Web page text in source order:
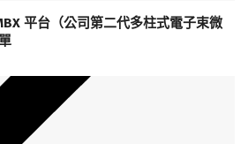
平台（公司第二代多柱式電子束微